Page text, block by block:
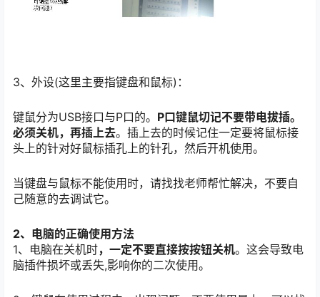
3、外设(这里主要指键盘和鼠标)：
键鼠分为USB接口与P口的。 P口键鼠切记不要带电拔插。
必须关机，再插上去。插上去的时候记住一定要将鼠标接
头上的针对好鼠标插孔上的针孔，然后开机使用。
当键盘与鼠标不能使用时，请找找老师帮忙解决，不要自
己随意的去调试它。
2、电脑的正确使用方法
1、电脑在关机时，一定不要直接按按钮关机。这会导致电
脑插件损坏或丢失,影响你的二次使用。